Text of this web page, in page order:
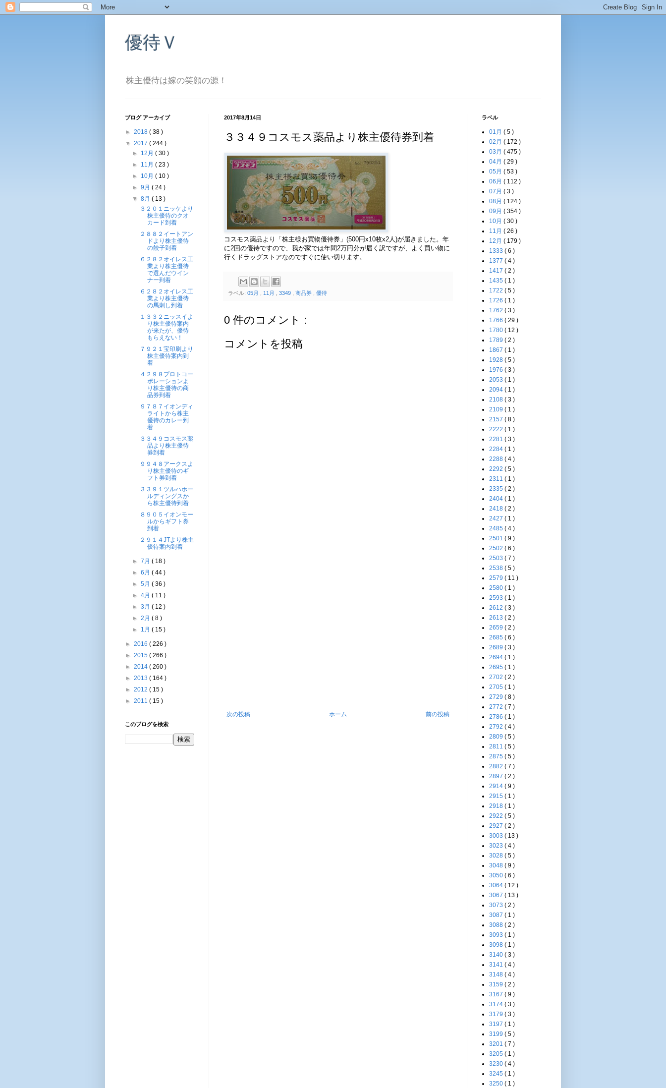
優待Ｖ
株主優待は嫁の笑顔の源！
2017年8月14日
３３４９コスモス薬品より株主優待券到着
コスモス薬品より「株主様お買物優待券」(500円x10枚x2人)が届きました。年
に2回の優待ですので、我が家では年間2万円分が届く訳ですが、よく買い物に
行くドラッグストアなのですぐに使い切ります。
ラベル: 05月 , 11月 , 3349 , 商品券 , 優待
0 件のコメント :
コメントを投稿
次の投稿 前の投稿
ホーム
ブログ アーカイブ
► 2018 ( 38 )
▼ 2017 ( 244 )
► 12月( 30 )
► 11月( 23 )
► 10月( 10 )
►9月( 24 )
▼8月( 13 )
３２０１ニッケより
株主優待のクオ
カード到着
２８８２イートアン
ドより株主優待
の餃子到着
６２８２オイレス工
業より株主優待
で選んだウイン
ナー到着
６２８２オイレス工
業より株主優待
の馬刺し到着
１３３２ニッスイよ
り株主優待案内
が来たが、優待
もらえない！
７９２１宝印刷より
株主優待案内到
着
４２９８プロトコー
ポレーションよ
り株主優待の商
品券到着
９７８７イオンディ
ライトから株主
優待のカレー到
着
３３４９コスモス薬
品より株主優待
券到着
９９４８アークスよ
り株主優待のギ
フト券到着
３３９１ツルハホー
ルディングスか
ら株主優待到着
８９０５イオンモー
ルからギフト券
到着
２９１４JTより株主
優待案内到着
►7月( 18 )
►6月( 44 )
►5月( 36 )
►4月( 11 )
►3月( 12 )
►2月( 8 )
► 1月( 15 )
► 2016 ( 226 )
► 2015 ( 266 )
► 2014 ( 260 )
► 2013 ( 164 )
► 2012 ( 15 )
► 2011 ( 15 )
このブログを検索
ラベル
01月 ( 5 )
02月 ( 172 )
03月 ( 475 )
04月 ( 29 )
05月 ( 53 )
06月 ( 112 )
07月 ( 3 )
08月 ( 124 )
09月 ( 354 )
10月 ( 30 )
11月 ( 26 )
12月 ( 179 )
1333 ( 6 )
1377 ( 4 )
1417 ( 2 )
1435 ( 1 )
1722 ( 5 )
1726 ( 1 )
1762 ( 3 )
1766 ( 29 )
1780 ( 12 )
1789 ( 2 )
1867 ( 1 )
1928 ( 5 )
1976 ( 3 )
2053 ( 1 )
2094 ( 1 )
2108 ( 3 )
2109 ( 1 )
2157 ( 8 )
2222 ( 1 )
2281 ( 3 )
2284 ( 1 )
2288 ( 4 )
2292 ( 5 )
2311 ( 1 )
2335 ( 2 )
2404 ( 1 )
2418 ( 2 )
2427 ( 1 )
2485 ( 4 )
2501 ( 9 )
2502 ( 6 )
2503 ( 7 )
2538 ( 5 )
2579 ( 11 )
2580 ( 1 )
2593 ( 1 )
2612 ( 3 )
2613 ( 2 )
2659 ( 2 )
2685 ( 6 )
2689 ( 3 )
2694 ( 1 )
2695 ( 1 )
2702 ( 2 )
2705 ( 1 )
2729 ( 8 )
2772 ( 7 )
2786 ( 1 )
2792 ( 4 )
2809 ( 5 )
2811 ( 5 )
2875 ( 5 )
2882 ( 7 )
2897 ( 2 )
2914 ( 9 )
2915 ( 1 )
2918 ( 1 )
2922 ( 5 )
2927 ( 2 )
3003 ( 13 )
3023 ( 4 )
3028 ( 5 )
3048 ( 9 )
3050 ( 6 )
3064 ( 12 )
3067 ( 13 )
3073 ( 2 )
3087 ( 1 )
3088 ( 2 )
3093 ( 1 )
3098 ( 1 )
3140 ( 3 )
3141 ( 4 )
3148 ( 4 )
3159 ( 2 )
3167 ( 9 )
3174 ( 3 )
3179 ( 3 )
3197 ( 1 )
3199 ( 5 )
3201 ( 7 )
3205 ( 1 )
3230 ( 4 )
3245 ( 1 )
3250 ( 1 )